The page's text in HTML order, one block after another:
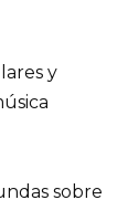
y
sobre